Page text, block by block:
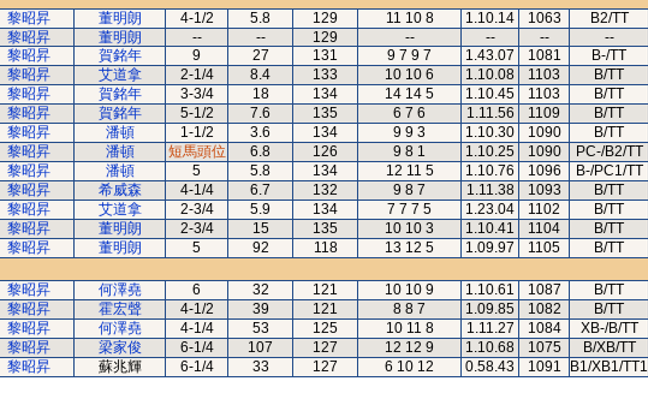
黎昭昇 董明朗 4-1/2 5.8 129 11 10 8 1.10.14 1063
B2/TT
黎昭昇 董明朗 -- -- 129 -- -- -- --
黎昭昇 賀銘年 9 27 131 9 7 9 7 1.43.07 1081
B-/TT
黎昭昇 艾道拿 2-1/4 8.4 133 10 10 6 1.10.08 1103
B/TT
黎昭昇 賀銘年 3-3/4 18 134 14 14 5 1.10.45 1103
B/TT
黎昭昇 賀銘年 5-1/2 7.6 135 6 7 6 1.11.56 1109
B/TT
黎昭昇 潘頓 1-1/2 3.6 134 9 9 3 1.10.30 1090
B/TT
黎昭昇 潘頓 短馬頭位 6.8 126 9 8 1 1.10.25 1090
PC-/B2/TT
黎昭昇 潘頓 5 5.8 134 12 11 5 1.10.76 1096
B-/PC1/TT
黎昭昇 希威森 4-1/4 6.7 132 9 8 7 1.11.38 1093
B/TT
黎昭昇 艾道拿 2-3/4 5.9 134 7 7 7 5 1.23.04 1102
B/TT
黎昭昇 董明朗 2-3/4 15 135 10 10 3 1.10.41 1104
B/TT
黎昭昇 董明朗 5 92 118 13 12 5 1.09.97 1105
B/TT
黎昭昇 何澤堯 6 32 121 10 10 9 1.10.61 1087
B/TT
黎昭昇 霍宏聲 4-1/2 39 121 8 8 7 1.09.85 1082
B/TT
黎昭昇 何澤堯 4-1/4 53 125 10 11 8 1.11.27 1084
XB-/B/TT
黎昭昇 梁家俊 6-1/4 107 127 12 12 9 1.10.68 1075
B/XB/TT
黎昭昇 蘇兆輝 6-1/4 33 127 6 10 12 0.58.43 1091 B1/XB1/TT1